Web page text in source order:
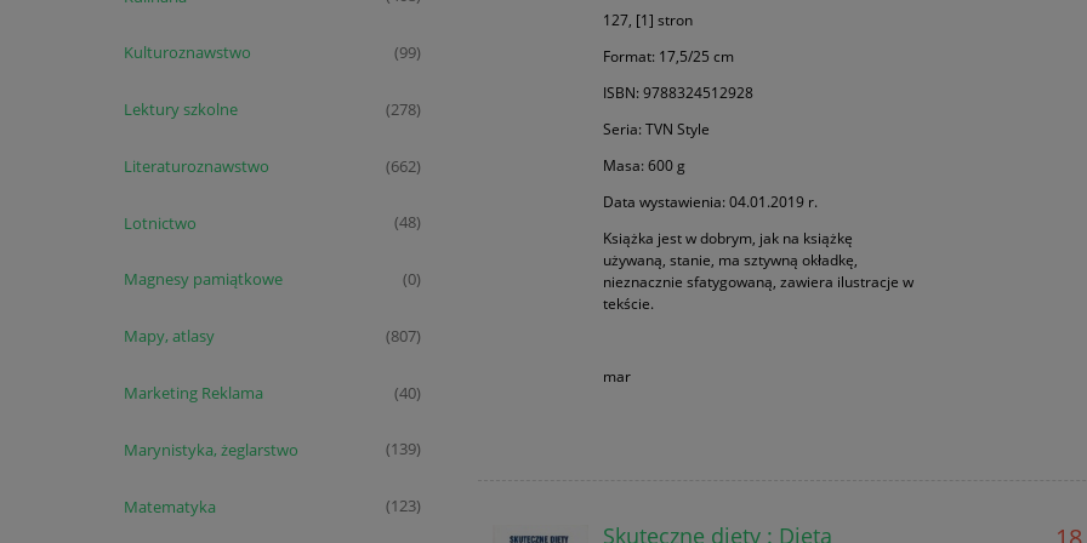
Kulturoznawstwo (99)
Lektury szkolne (278)
Literaturoznawstwo (662)
Lotnictwo (48)
Magnesy pamiątkowe (0)
Mapy, atlasy (807)
Marketing Reklama (40)
Marynistyka, żeglarstwo (139)
Matematyka (123)
127, [1] stron
Format: 17,5/25 cm
ISBN: 9788324512928
Seria: TVN Style
Masa: 600 g
Data wystawienia: 04.01.2019 r.
Książka jest w dobrym, jak na książkę
używaną, stanie, ma sztywną okładkę,
nieznacznie sfatygowaną, zawiera ilustracje w
tekście.
mar
Skuteczne diety : Dieta